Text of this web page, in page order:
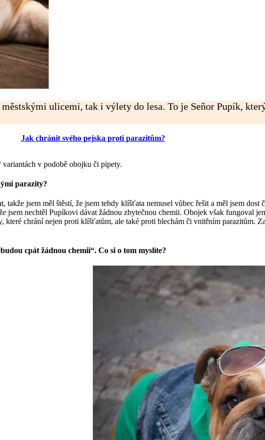
ulicemi, tak i výlety do lesa. To je Señor Pupík,
Jak chránit svého pejska proti parazitům?
variantách v podobě obojku či pipety.
parazity?
jsem měl štěstí, že jsem tehdy klíšťata nemusel vůbec řešit a měl jsem dost
jsem nechtěl Pupíkovi dávat žádnou zbytečnou chemii. Obojek však fungoval
chrání nejen proti klíšťatům, ale také proti blechám či vnitřním parazitům.
cpát žádnou chemii“. Co si o tom myslíte?